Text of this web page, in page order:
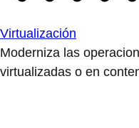
Virtualización
Moderniza las
virtualizadas o en